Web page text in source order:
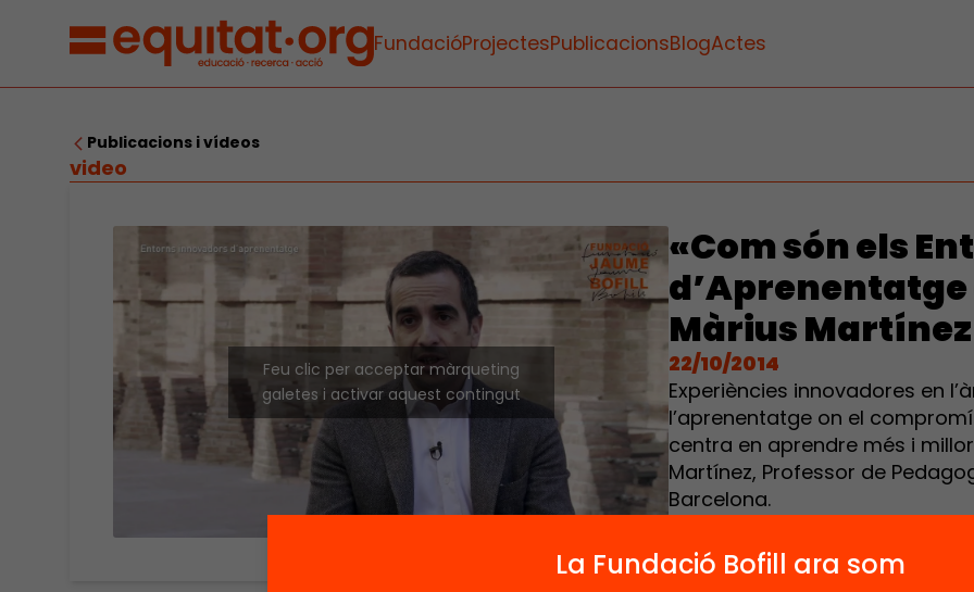
FundacióProjectesPublicacionsBlogActes
Publicacions i vídeos
video
Feu clic per acceptar màrqueting
galetes i activar aquest contingut
«Com són els
Màrius Martínez
22/10/2014
Experiències innovadores en
l’aprenentatge on el
centra en aprendre més i
Martínez, Professor de
Barcelona.
La Fundació Bofill ara som